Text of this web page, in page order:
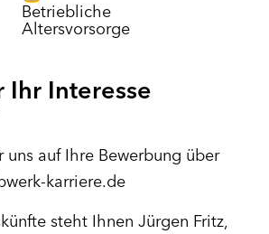
Betriebliche
Altersvorsorge
Ihr Interesse
uns auf Ihre Bewerbung über
karriere.de
steht Ihnen Jürgen Fritz,